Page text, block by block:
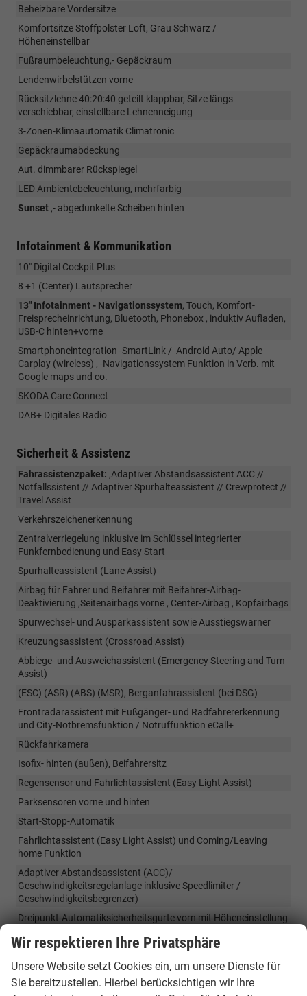
Beheizbare Vordersitze
Komfortsitze Stoffpolster Loft, Grau Schwarz /
Höheneinstellbar
Fußraumbeleuchtung,- Gepäckraum
Lendenwirbelstützen vorne
Rücksitzlehne 40:20:40 geteilt klappbar, Sitze längs
verschiebbar, einstellbare Lehnenneigung
3-Zonen-Klimaautomatik Climatronic
Gepäckraumabdeckung
Aut. dimmbarer Rückspiegel
LED Ambientebeleuchtung, mehrfarbig
Sunset ,- abgedunkelte Scheiben hinten
Infotainment & Kommunikation
10" Digital Cockpit Plus
8 +1 (Center) Lautsprecher
13" Infotainment - Navigationssystem, Touch, Komfort-
Freisprecheinrichtung, Bluetooth, Phonebox , induktiv Aufladen,
USB-C hinten+vorne
Smartphoneintegration -SmartLink / Android Auto/ Apple
Carplay (wireless) , -Navigationssystem Funktion in Verb. mit
Google maps und co.
SKODA Care Connect
DAB+ Digitales Radio
Sicherheit & Assistenz
Fahrassistenzpaket: ,Adaptiver Abstandsassistent ACC //
Notfallssistent // Adaptiver Spurhalteassistent // Crewprotect //
Travel Assist
Verkehrszeichenerkennung
Zentralverriegelung inklusive im Schlüssel integrierter
Funkfernbedienung und Easy Start
Spurhalteassistent (Lane Assist)
Airbag für Fahrer und Beifahrer mit Beifahrer-Airbag-
Deaktivierung ,Seitenairbags vorne , Center-Airbag , Kopfairbags
Spurwechsel- und Ausparkassistent sowie Ausstiegswarner
Kreuzungsassistent (Crossroad Assist)
Abbiege- und Ausweichassistent (Emergency Steering and Turn
Assist)
(ESC) (ASR) (ABS) (MSR), Berganfahrassistent (bei DSG)
Frontradarassistent mit Fußgänger- und Radfahrererkennung
und City-Notbremsfunktion / Notruffunktion eCall+
Rückfahrkamera
Isofix- hinten (außen), Beifahrersitz
Regensensor und Fahrlichtassistent (Easy Light Assist)
Parksensoren vorne und hinten
Start-Stopp-Automatik
Fahrlichtassistent (Easy Light Assist) und Coming/Leaving
home Funktion
Adaptiver Abstandsassistent (ACC)/
Geschwindigkeitsregelanlage inklusive Speedlimiter /
Geschwindigkeitsbegrenzer)
Dreipunkt-Automatiksicherheitsgurte vorn mit Höheneinstellung
Gurtstraffer für die äußeren Rücksitzplätze /Gurtsignalisation
Vorbereitung Anhängerkupplung
Kessy Go - Motorstart
Wir respektieren Ihre Privatsphäre
Unsere Website setzt Cookies ein, um unsere Dienste für
Sie bereitzustellen. Hierbei berücksichtigen wir Ihre